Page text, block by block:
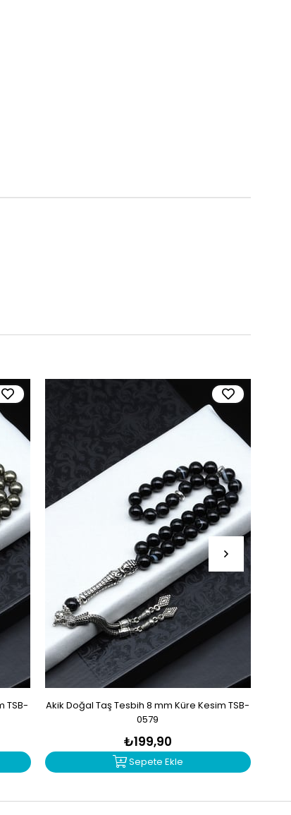
TSB-
Akik Doğal Taş Tesbih 8 mm Küre Kesim TSB-
0579
₺199,90
Sepete Ekle